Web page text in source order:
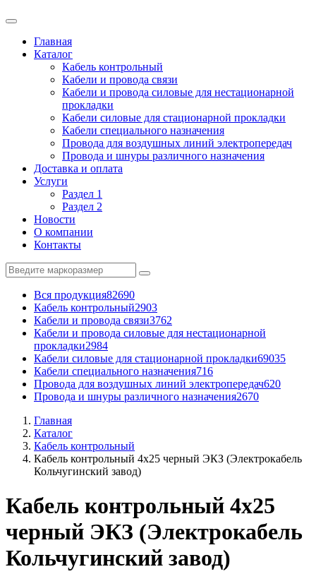
Главная
Каталог
Кабель контрольный
Кабели и провода связи
Кабели и провода силовые для нестационарной
прокладки
Кабели силовые для стационарной прокладки
Кабели специального назначения
Провода для воздушных линий электропередач
Провода и шнуры различного назначения
Доставка и оплата
Услуги
Раздел 1
Раздел 2
Новости
О компании
Контакты
Вся продукция82690
Кабель контрольный2903
Кабели и провода связи3762
Кабели и провода силовые для нестационарной
прокладки2984
Кабели силовые для стационарной прокладки69035
Кабели специального назначения716
Провода для воздушных линий электропередач620
Провода и шнуры различного назначения2670
Главная
Каталог
Кабель контрольный
Кабель контрольный 4x25 черный ЭКЗ (Электрокабель
Кольчугинский завод)
Кабель контрольный 4x25
черный ЭКЗ (Электрокабель
Кольчугинский завод)